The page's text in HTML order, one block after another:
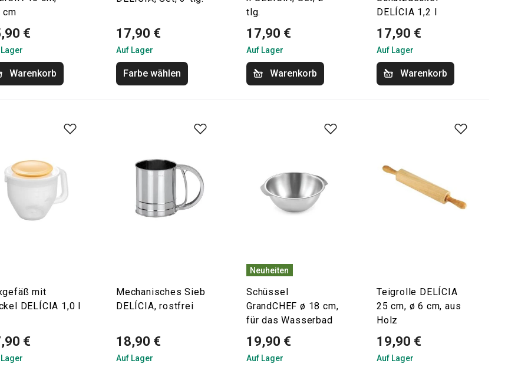
cm
€
Warenkorb
17,90 €
Auf Lager
Farbe wählen
tlg.
17,90 €
Auf Lager
Warenkorb
DELÍCIA 1,2 l
17,90 €
Auf Lager
Warenkorb
mit
DELÍCIA 1,0 l
€
Mechanisches Sieb
DELÍCIA, rostfrei
18,90 €
Auf Lager
Neuheiten
Schüssel
GrandCHEF ø 18 cm,
für das Wasserbad
19,90 €
Auf Lager
Teigrolle DELÍCIA
25 cm, ø 6 cm, aus
Holz
19,90 €
Auf Lager